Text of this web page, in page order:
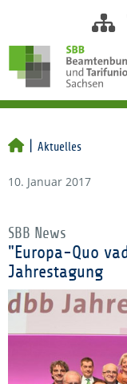
Aktuelles
10. Januar 2017
SBB News
"Europa-Quo
Jahrestagung